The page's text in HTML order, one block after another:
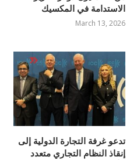
الاستدامة في المكسيك
March 13, 2026
تدعو غرفة التجارة الدولية إلى
إنقاذ النظام التجاري متعدد